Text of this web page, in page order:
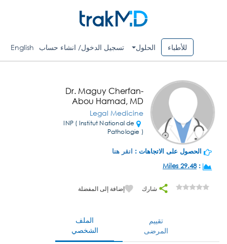
للأطباء الحلول تسجيل الدخول/ انشاء حساب English
Dr. Maguy Cherfan-
Abou Hamad, MD
Legal Medicine
INP ( Institut National de
Pathologie )
الحصول على الاتجاهات : انقر هنا
:
29.48 Miles
شارك إضافة إلى المفضلة
الملف
الشخصي
تقييم
المرضى